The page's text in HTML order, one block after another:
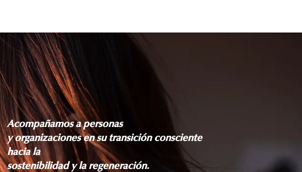
Acompañamos a personas
y organizacionesen su transición consciente
hacia la
sostenibilidad y la regeneración.